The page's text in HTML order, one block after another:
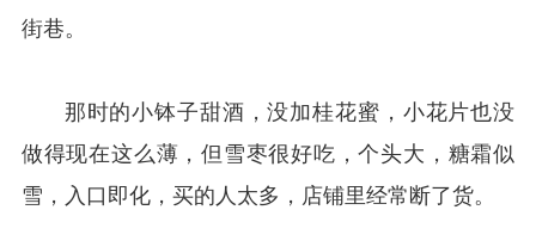
街巷。
那时的小钵子甜酒，没加桂花蜜，小花片也没
做得现在这么薄，但雪枣很好吃，个头大，糖霜似
雪，入口即化，买的人太多，店铺里经常断了货。